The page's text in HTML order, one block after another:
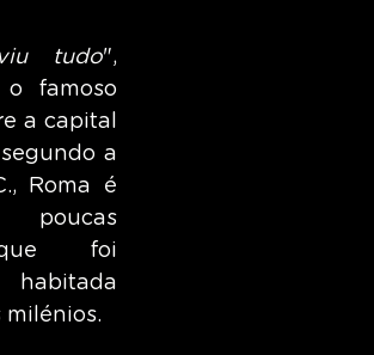
tudo",
o famoso
a capital
a
Roma é
que foi